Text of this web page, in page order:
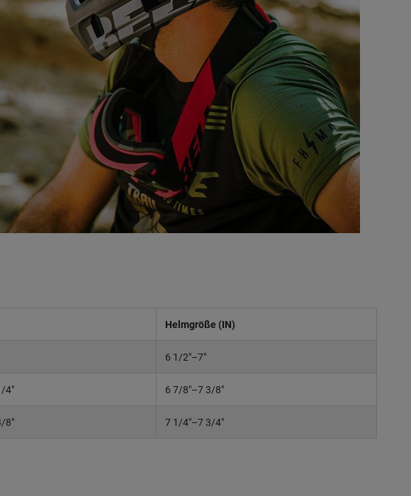
Helmgröße (IN)
6 1/2"–7"
4" 6 7/8"–7 3/8"
8" 7 1/4"–7 3/4"